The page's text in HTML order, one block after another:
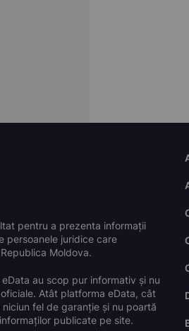
pentru a prezenta informații
persoanele juridice care
Moldova.
au scop pur informativ și nu
Atât platforma eData, cât
fel de garanție și nu poartă
publicate pe site.